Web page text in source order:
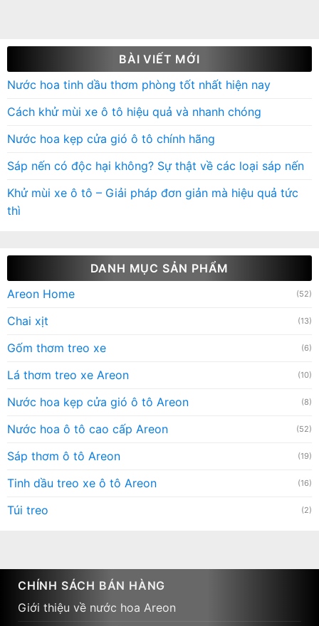
BÀI VIẾT MỚI
Nước hoa tinh dầu thơm phòng tốt nhất hiện nay
Cách khử mùi xe ô tô hiệu quả và nhanh chóng
Nước hoa kẹp cửa gió ô tô chính hãng
Sáp nến có độc hại không? Sự thật về các loại sáp nến
Khử mùi xe ô tô – Giải pháp đơn giản mà hiệu quả tức
thì
DANH MỤC SẢN PHẨM
Areon Home
(52)
Chai xịt (13)
Gốm thơm treo xe (6)
Lá thơm treo xe Areon (10)
Nước hoa kẹp cửa gió ô tô Areon (8)
Nước hoa ô tô cao cấp Areon (52)
Sáp thơm ô tô Areon (19)
Tinh dầu treo xe ô tô Areon (16)
Túi treo (2)
CHÍNH SÁCH BÁN HÀNG
Giới thiệu về nước hoa Areon